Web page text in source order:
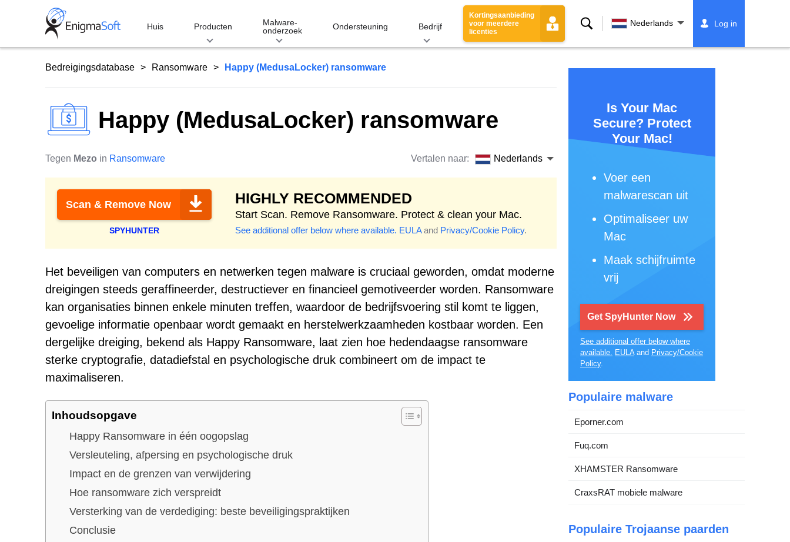
Huis Producten
Malware-
onderzoek
Ondersteuning Bedrijf
Kortingsaanbieding
voor meerdere
licenties
Zoeken Nederlands Log in
Bedreigingsdatabase Ransomware Happy (MedusaLocker) ransomware
Happy (MedusaLocker) ransomware
Tegen Mezo in Ransomware Vertalen naar: Nederlands
Scan & Remove Now
SPYHUNTER
HIGHLY RECOMMENDED
Start Scan. Remove Ransomware. Protect & clean your Mac.
See additional offer below where available. EULAand Privacy/Cookie Policy.
Het beveiligen van computers en netwerken tegen malware is cruciaal geworden, omdat moderne
dreigingen steeds geraffineerder, destructiever en financieel gemotiveerder worden. Ransomware
kan organisaties binnen enkele minuten treffen, waardoor de bedrijfsvoering stil komt te liggen,
gevoelige informatie openbaar wordt gemaakt en herstelwerkzaamheden kostbaar worden. Een
dergelijke dreiging, bekend als Happy Ransomware, laat zien hoe hedendaagse ransomware
sterke cryptografie, datadiefstal en psychologische druk combineert om de impact te
maximaliseren.
Inhoudsopgave
Happy Ransomware in één oogopslag
Versleuteling, afpersing en psychologische druk
Impact en de grenzen van verwijdering
Hoe ransomware zich verspreidt
Versterking van de verdediging: beste beveiligingspraktijken
Conclusie
Is Your Mac
Secure? Protect
Your Mac!
Voer een
malwarescan uit
Optimaliseer uw
Mac
Maak schijfruimte
vrij
Get SpyHunter Now
See additional offer below where
available. EULAand Privacy/Cookie
Policy.
Populaire malware
Eporner.com
Fuq.com
XHAMSTER Ransomware
CraxsRAT mobiele malware
Populaire Trojaanse paarden